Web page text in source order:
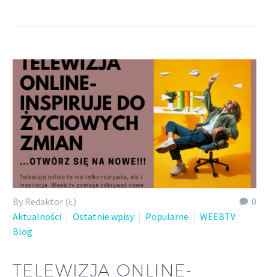
0
By Redaktor (Ł)
Aktualności
Ostatnie wpisy Popularne
WEEBTV
Blog
TELEWIZJA ONLINE-